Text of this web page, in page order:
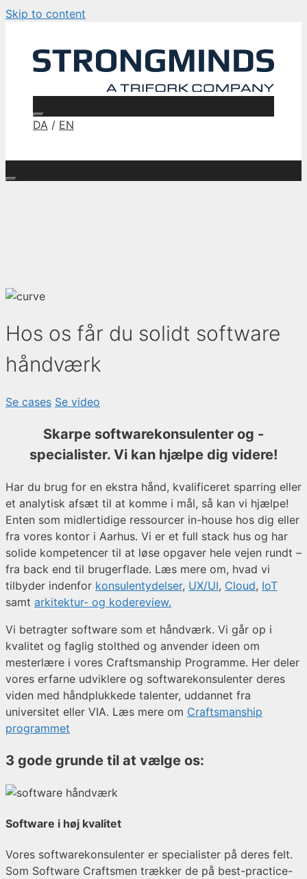
Skip to content
DA / EN
Hos os får du solidt software
håndværk
Se cases Se video
Skarpe softwarekonsulenter og -
specialister. Vi kan hjælpe dig videre!
Har du brug for en ekstra hånd, kvalificeret sparring eller
et analytisk afsæt til at komme i mål, så kan vi hjælpe!
Enten som midlertidige ressourcer in-house hos dig eller
fra vores kontor i Aarhus. Vi er et full stack hus og har
solide kompetencer til at løse opgaver hele vejen rundt –
fra back end til brugerflade. Læs mere om, hvad vi
tilbyder indenfor konsulentydelser, UX/UI, Cloud, IoT
samt arkitektur- og kodereview.
Vi betragter software som et håndværk. Vi går op i
kvalitet og faglig stolthed og anvender ideen om
mesterlære i vores Craftsmanship Programme. Her deler
vores erfarne udviklere og softwarekonsulenter deres
viden med håndplukkede talenter, uddannet fra
universitet eller VIA. Læs mere om Craftsmanship
programmet
3 gode grunde til at vælge os:
Software i høj kvalitet
Vores softwarekonsulenter er specialister på deres felt.
Som Software Craftsmen trækker de på best-practice-